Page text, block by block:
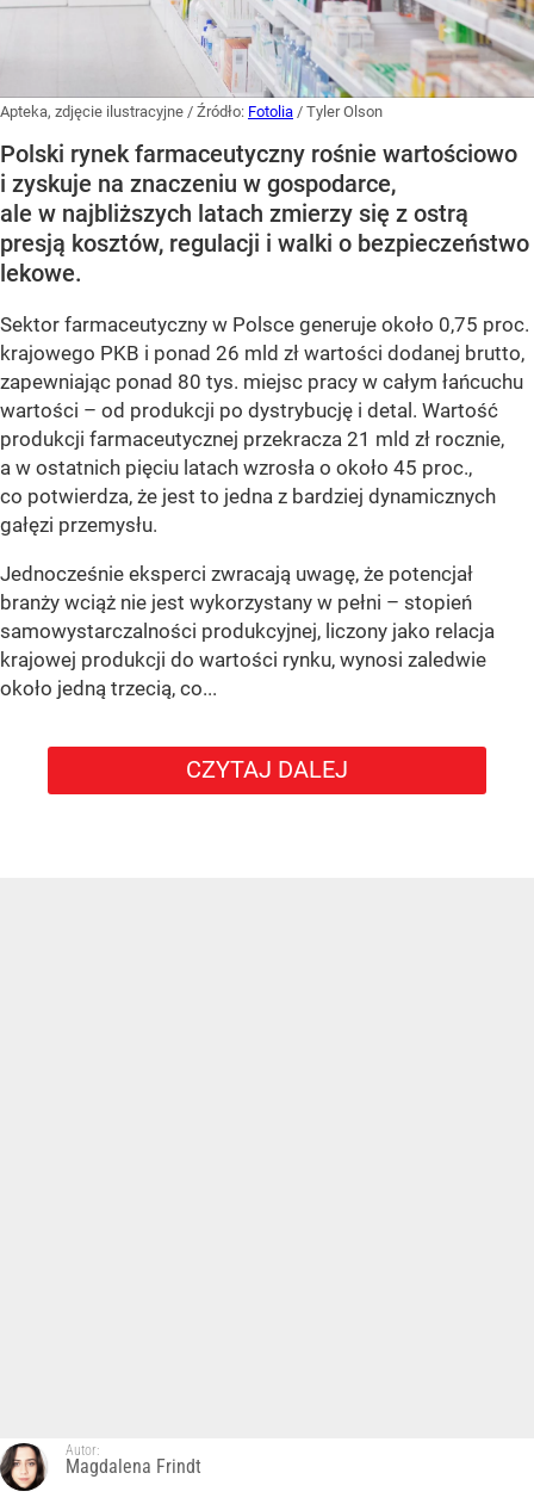
Apteka, zdjęcie ilustracyjne / Źródło: Fotolia / Tyler Olson
Polski rynek farmaceutyczny rośnie wartościowo
i zyskuje na znaczeniu w gospodarce,
ale w najbliższych latach zmierzy się z ostrą
presją kosztów, regulacji i walki o bezpieczeństwo
lekowe.
Sektor farmaceutyczny w Polsce generuje około 0,75 proc.
krajowego PKB i ponad 26 mld zł wartości dodanej brutto,
zapewniając ponad 80 tys. miejsc pracy w całym łańcuchu
wartości – od produkcji po dystrybucję i detal. Wartość
produkcji farmaceutycznej przekracza 21 mld zł rocznie,
a w ostatnich pięciu latach wzrosła o około 45 proc.,
co potwierdza, że jest to jedna z bardziej dynamicznych
gałęzi przemysłu.
Jednocześnie eksperci zwracają uwagę, że potencjał
branży wciąż nie jest wykorzystany w pełni – stopień
samowystarczalności produkcyjnej, liczony jako relacja
krajowej produkcji do wartości rynku, wynosi zaledwie
około jedną trzecią, co...
CZYTAJ DALEJ
Autor:
Magdalena Frindt